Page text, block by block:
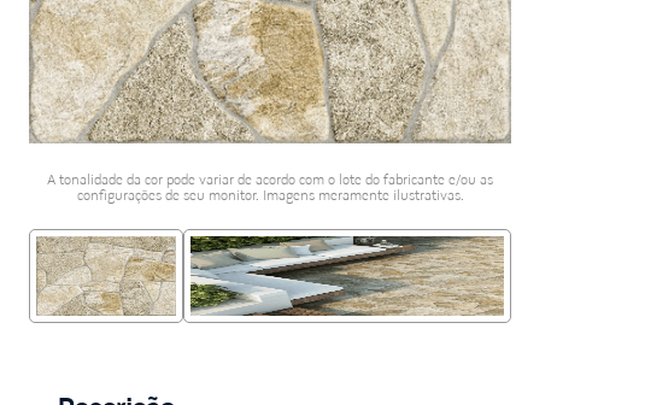
A tonalidade da cor pode variar de acordo com o lote do fabricante e/ou as
configurações de seu monitor. Imagens meramente ilustrativas.